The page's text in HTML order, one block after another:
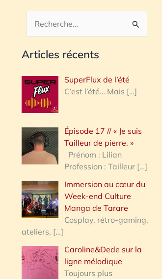
c
h
r
h
e
:
Articles récents
SuperFlux de l’été
C’est l’été… Mais […]
Épisode 17 // « Je suis
Tailleur de pierre. »
Prénom : Lilian
Profession : Tailleur […]
Immersion au cœur du
Week-end Culture
Manga de Tarare
Cosplay, rétro-gaming,
ateliers, […]
Caroline&Dede sur la
ligne mélodique
Toujours plus